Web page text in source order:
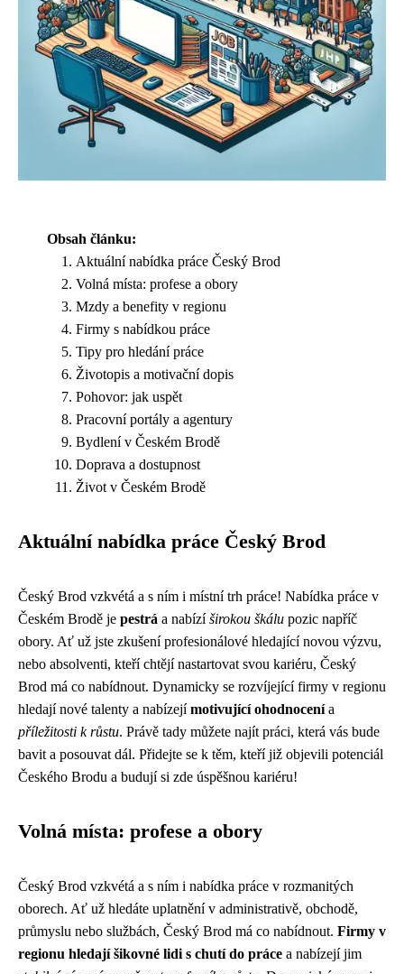
Obsah článku:
Aktuální nabídka práce Český Brod
Volná místa: profese a obory
Mzdy a benefity v regionu
Firmy s nabídkou práce
Tipy pro hledání práce
Životopis a motivační dopis
Pohovor: jak uspět
Pracovní portály a agentury
Bydlení v Českém Brodě
Doprava a dostupnost
Život v Českém Brodě
Aktuální nabídka práce Český Brod
Český Brod vzkvétá a s ním i místní trh práce! Nabídka práce v
Českém Brodě je pestrá a nabízíširokou škálu pozic napříč
obory. Ať už jste zkušení profesionálové hledající novou výzvu,
nebo absolventi, kteří chtějí nastartovat svou kariéru, Český
Brod má co nabídnout. Dynamicky se rozvíjející firmy v regionu
hledají nové talenty a nabízejímotivující ohodnocenía
příležitosti k růstu. Právě tady můžete najít práci, která vás bude
bavit a posouvat dál. Přidejte se k těm, kteří již objevili potenciál
Českého Brodu a budují si zde úspěšnou kariéru!
Volná místa: profese a obory
Český Brod vzkvétá a s ním i nabídka práce v rozmanitých
oborech. Ať už hledáte uplatnění v administrativě, obchodě,
průmyslu nebo službách, Český Brod má co nabídnout. Firmy v
regionu hledají šikovné lidi s chutí do práce a nabízejí jim